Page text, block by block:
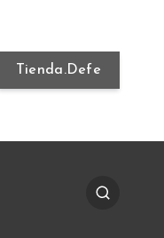
Tienda.Defe